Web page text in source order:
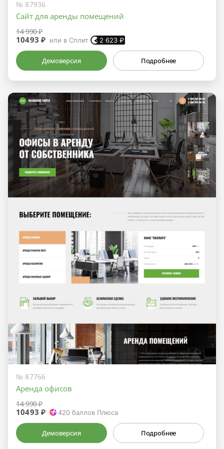
№ 87936
Сайт для аренды помещений
14 990 ₽
10493 ₽ или в Сплит 2 623 ₽
Демоверсия Подробнее
№ 87766
Аренда офисов
14 990 ₽
10493 ₽ 420 баллов Плюса
Демоверсия Подробнее